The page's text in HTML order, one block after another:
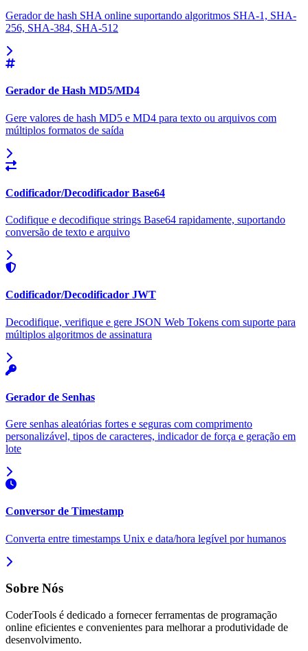
Gerador de hash SHA online suportando algoritmos SHA-1, SHA-
256, SHA-384, SHA-512
Gerador de Hash MD5/MD4
Gere valores de hash MD5 e MD4 para texto ou arquivos com
múltiplos formatos de saída
Codificador/Decodificador Base64
Codifique e decodifique strings Base64 rapidamente, suportando
conversão de texto e arquivo
Codificador/Decodificador JWT
Decodifique, verifique e gere JSON Web Tokens com suporte para
múltiplos algoritmos de assinatura
Gerador de Senhas
Gere senhas aleatórias fortes e seguras com comprimento
personalizável, tipos de caracteres, indicador de força e geração em
lote
Conversor de Timestamp
Converta entre timestamps Unix e data/hora legível por humanos
Sobre Nós
CoderTools é dedicado a fornecer ferramentas de programação
online eficientes e convenientes para melhorar a produtividade de
desenvolvimento.